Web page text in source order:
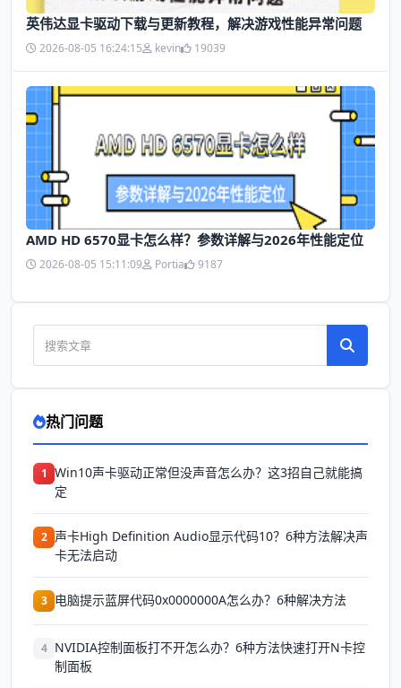
英伟达显卡驱动下载与更新教程，解决游戏性能异常问题
2026-08-05 16:24:15 kevin 19039
AMD HD 6570显卡怎么样？参数详解与2026年性能定位
2026-08-05 15:11:09 Portia 9187
热门问题
1 Win10声卡驱动正常但没声音怎么办？这3招自己就能搞
定
2 声卡High Definition Audio显示代码10？6种方法解决声
卡无法启动
3 电脑提示蓝屏代码0x0000000A怎么办？6种解决方法
4 NVIDIA控制面板打不开怎么办？6种方法快速打开N卡控
制面板